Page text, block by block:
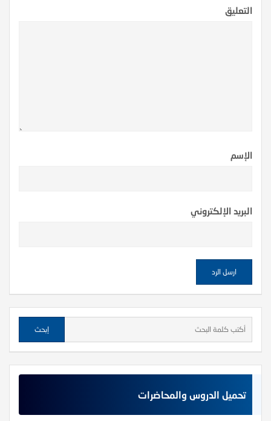
التعليق
الإسم
البريد الإلكتروني
تحميل الدروس والمحاضرات